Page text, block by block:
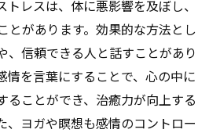
トレスは、体に悪影響を及ぼし、
とがあります。効果的な方法とし
、信頼できる人と話すことがあり
情を言葉にすることで、心の中に
ることができ、治癒力が向上する
、ヨガや瞑想も感情のコントロー